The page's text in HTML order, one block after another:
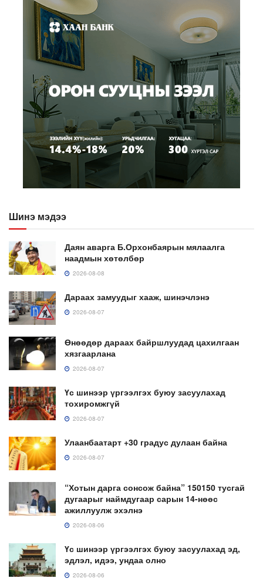
Шинэ мэдээ
Даян аварга Б.Орхонбаярын мялаалга
наадмын хөтөлбөр
2026-08-08
Дараах замуудыг хааж, шинэчлэнэ
2026-08-07
Өнөөдөр дараах байршлуудад цахилгаан
хязгаарлана
2026-08-07
Үс шинээр үргээлгэх буюу засуулахад
тохиромжгүй
2026-08-07
Улаанбаатарт +30 градус дулаан байна
2026-08-07
“Хотын дарга сонсож байна” 150150 тусгай
дугаарыг наймдугаар сарын 14-нөөс
ажиллуулж эхэлнэ
2026-08-06
Үс шинээр үргээлгэх буюу засуулахад эд,
эдлэл, идээ, ундаа олно
2026-08-06